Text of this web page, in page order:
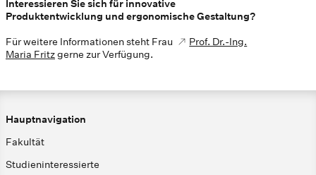
Interessieren Sie sich für innovative
Produktentwicklung und ergonomische Gestaltung?
Für weitere Informationen steht Frau
Prof. Dr.-Ing.
Maria Fritzgerne zur Verfügung.
Hauptnavigation
Fakultät
Studieninteressierte